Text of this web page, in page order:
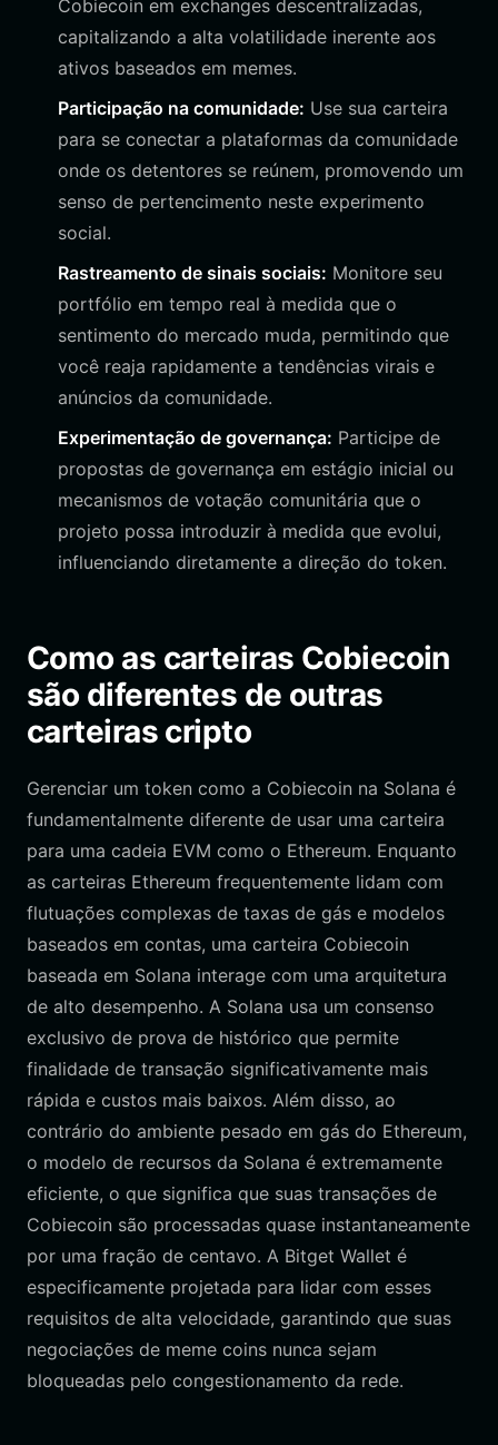
Cobiecoin em exchanges descentralizadas,
capitalizando a alta volatilidade inerente aos
ativos baseados em memes.
Participação na comunidade: Use sua carteira
para se conectar a plataformas da comunidade
onde os detentores se reúnem, promovendo um
senso de pertencimento neste experimento
social.
Rastreamento de sinais sociais: Monitore seu
portfólio em tempo real à medida que o
sentimento do mercado muda, permitindo que
você reaja rapidamente a tendências virais e
anúncios da comunidade.
Experimentação de governança: Participe de
propostas de governança em estágio inicial ou
mecanismos de votação comunitária que o
projeto possa introduzir à medida que evolui,
influenciando diretamente a direção do token.
Como as carteiras Cobiecoin
são diferentes de outras
carteiras cripto
Gerenciar um token como a Cobiecoin na Solana é
fundamentalmente diferente de usar uma carteira
para uma cadeia EVM como o Ethereum. Enquanto
as carteiras Ethereum frequentemente lidam com
flutuações complexas de taxas de gás e modelos
baseados em contas, uma carteira Cobiecoin
baseada em Solana interage com uma arquitetura
de alto desempenho. A Solana usa um consenso
exclusivo de prova de histórico que permite
finalidade de transação significativamente mais
rápida e custos mais baixos. Além disso, ao
contrário do ambiente pesado em gás do Ethereum,
o modelo de recursos da Solana é extremamente
eficiente, o que significa que suas transações de
Cobiecoin são processadas quase instantaneamente
por uma fração de centavo. A Bitget Wallet é
especificamente projetada para lidar com esses
requisitos de alta velocidade, garantindo que suas
negociações de meme coins nunca sejam
bloqueadas pelo congestionamento da rede.